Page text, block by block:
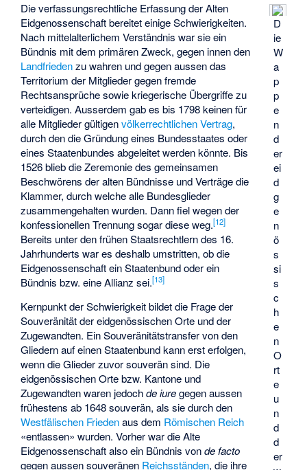
D
ie
W
a
p
p
e
n
d
er
ei
d
g
e
n
ö
s
si
s
c
h
e
n
O
rt
e
u
n
d
d
er
Die verfassungsrechtliche Erfassung der Alten
Eidgenossenschaft bereitet einige Schwierigkeiten.
Nach mittelalterlichem Verständnis war sie ein
Bündnis mit dem primären Zweck, gegen innen den
Landfriedenzu wahren und gegen aussen das
Territorium der Mitglieder gegen fremde
Rechtsansprüche sowie kriegerische Übergriffe zu
verteidigen. Ausserdem gab es bis 1798 keinen für
alle Mitglieder gültigenvölkerrechtlichen Vertrag,
durch den die Gründung eines Bundesstaates oder
eines Staatenbundes abgeleitet werden könnte. Bis
1526 blieb die Zeremonie des gemeinsamen
Beschwörens der alten Bündnisse und Verträge die
Klammer, durch welche alle Bundesglieder
zusammengehalten wurden. Dann fiel wegen der
konfessionellen Trennung sogar diese weg.[12]
Bereits unter den frühen Staatsrechtlern des 16.
Jahrhunderts war es deshalb umstritten, ob die
Eidgenossenschaft ein Staatenbund oder ein
Bündnis bzw. eine Allianz sei.[13]
Kernpunkt der Schwierigkeit bildet die Frage der
Souveränität der eidgenössischen Orte und der
Zugewandten. Ein Souveränitätstransfer von den
Gliedern auf einen Staatenbund kann erst erfolgen,
wenn die Glieder zuvor souverän sind. Die
eidgenössischen Orte bzw. Kantone und
Zugewandten waren jedochde iuregegen aussen
frühestens ab 1648 souverän, als sie durch den
Westfälischen Friedenaus dem Römischen Reich
«entlassen» wurden. Vorher war die Alte
Eidgenossenschaft also ein Bündnis vonde facto
gegen aussen souveränen Reichsständen, die ihre